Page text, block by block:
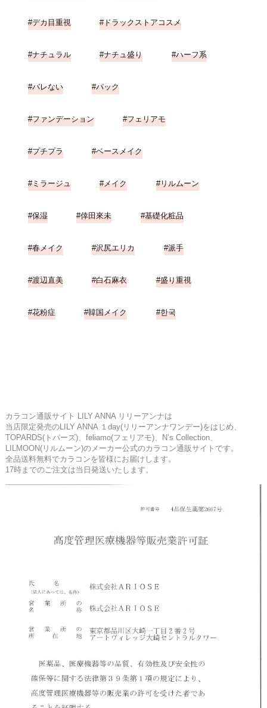
デカ目重視 ドラックストアコスメ
ナチュラル ナチュ盛り ハーフ系
バレない パック
ファンデーション フェリアモ
プチプラ ベースメイク
ミラージュ メイク リルムーン
保湿 倖田來未 基礎化粧品
春メイク 沢尻エリカ 派手
渡辺直美 白石麻衣 盛り重視
花粉症 韓国メイク 한국
カラコン通販サイト LILY ANNA リリーアンナは
当店限定発売のLILY ANNA １day(リリーアンナワンデー)をはじめ、
TOPARDS(トパーズ)、feliamo(フェリアモ)、N’s Collection、
LILMOON(リルムーン)のメーカー公式のカラコン通販サイトです。
全品送料無料でカラコンを皆様にお届けします。
17時までのご注文は当日発送いたします。